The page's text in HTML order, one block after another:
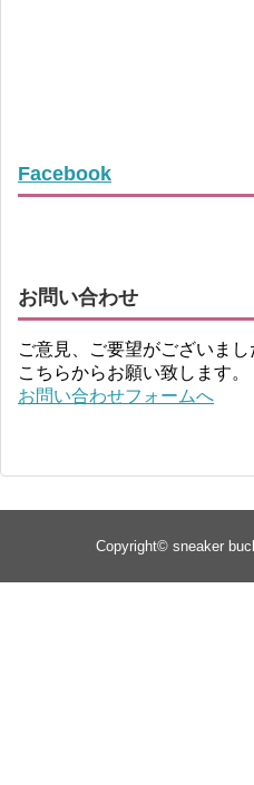
Facebook
お問い合わせ
ご意見、ご要望がございまし
こちらからお願い致します。
お問い合わせフォームへ
Copyright© sneaker